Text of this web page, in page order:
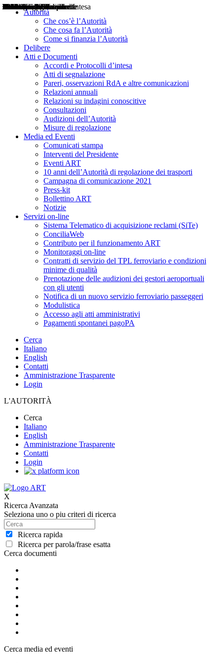
Autorità
Che cos’è l’Autorità
Che cosa fa l’Autorità
Come si finanzia l’Autorità
Delibere
Atti e Documenti
Accordi e Protocolli d’intesa
Atti di segnalazione
Pareri, osservazioni RdA e altre comunicazioni
Relazioni annuali
Relazioni su indagini conoscitive
Consultazioni
Audizioni dell’Autorità
Misure di regolazione
Media ed Eventi
Comunicati stampa
Interventi del Presidente
Eventi ART
10 anni dell’Autorità di regolazione dei trasporti
Campagna di comunicazione 2021
Press-kit
Bollettino ART
Notizie
Servizi on-line
Sistema Telematico di acquisizione reclami (SiTe)
ConciliaWeb
Contributo per il funzionamento ART
Monitoraggi on-line
Contratti di servizio del TPL ferroviario e condizioni
minime di qualità
Prenotazione delle audizioni dei gestori aeroportuali
con gli utenti
Notifica di un nuovo servizio ferroviario passeggeri
Modulistica
Accesso agli atti amministrativi
Pagamenti spontanei pagoPA
Cerca
Italiano
English
Contatti
Amministrazione Trasparente
Login
L'AUTORITÀ
Cerca
Italiano
English
Amministrazione Trasparente
Contatti
Login
X
Ricerca Avanzata
Seleziona uno o piu criteri di ricerca
Ricerca rapida
Ricerca per parola/frase esatta
Cerca documenti
Delibere
Pareri
Consultazioni
Audizioni
Atti di Segnalazione
Accordi e Protocolli d'Intesa
Relazioni annuali
Misure di regolazione
Cerca media ed eventi
Notizie
Comunicati Stampa
Bollettini ART
Convegni ART
Interviste del Presidente
Articoli in primo piano
Interventi del Presidente
2004
2005
2010
2013
2014
2015
2016
2017
2018
2019
202
2020
2021
2022
2023
2024
2025
2026
Aereo
Marittimo
Terrestre